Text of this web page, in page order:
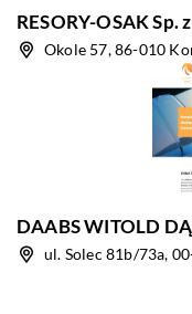
RESORY-OSAK Sp.
Okole 57, 86-010
DAABS WITOLD
ul. Solec 81b/73a,